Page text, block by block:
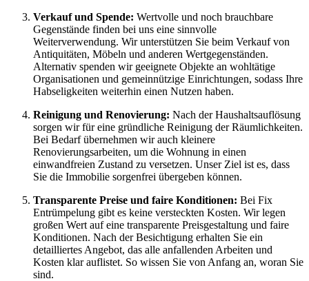
Verkauf und Spende: Wertvolle und noch brauchbare
Gegenstände finden bei uns eine sinnvolle
Weiterverwendung. Wir unterstützen Sie beim Verkauf von
Antiquitäten, Möbeln und anderen Wertgegenständen.
Alternativ spenden wir geeignete Objekte an wohltätige
Organisationen und gemeinnützige Einrichtungen, sodass Ihre
Habseligkeiten weiterhin einen Nutzen haben.
Reinigung und Renovierung: Nach der Haushaltsauflösung
sorgen wir für eine gründliche Reinigung der Räumlichkeiten.
Bei Bedarf übernehmen wir auch kleinere
Renovierungsarbeiten, um die Wohnung in einen
einwandfreien Zustand zu versetzen. Unser Ziel ist es, dass
Sie die Immobilie sorgenfrei übergeben können.
Transparente Preise und faire Konditionen: Bei Fix
Entrümpelung gibt es keine versteckten Kosten. Wir legen
großen Wert auf eine transparente Preisgestaltung und faire
Konditionen. Nach der Besichtigung erhalten Sie ein
detailliertes Angebot, das alle anfallenden Arbeiten und
Kosten klar auflistet. So wissen Sie von Anfang an, woran Sie
sind.